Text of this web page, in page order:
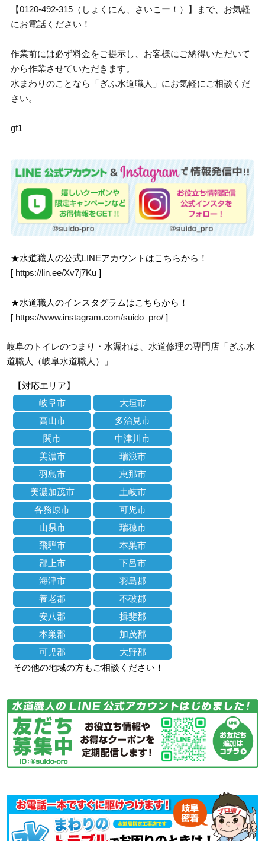
【0120-492-315（しょくにん、さいこー！）】まで、お気軽
にお電話ください！
作業前には必ず料金をご提示し、お客様にご納得いただいて
から作業させていただきます。
水まわりのことなら「ぎふ水道職人」にお気軽にご相談くだ
さい。
gf1
★水道職人の公式LINEアカウントはこちらから！
[ https://lin.ee/Xv7j7Ku ]
★水道職人のインスタグラムはこちらから！
[ https://www.instagram.com/suido_pro/ ]
岐阜のトイレのつまり・水漏れは、水道修理の専門店「ぎふ水
道職人（岐阜水道職人）」
【対応エリア】
岐阜市
大垣市
高山市
多治見市
関市
中津川市
美濃市
瑞浪市
羽島市
恵那市
美濃加茂市
土岐市
各務原市
可児市
山県市
瑞穂市
飛騨市
本巣市
郡上市
下呂市
海津市
羽島郡
養老郡
不破郡
安八郡
揖斐郡
本巣郡
加茂郡
可児郡
大野郡
その他の地域の方もご相談ください！